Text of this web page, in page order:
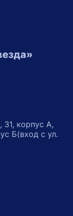
31, корпус А,
Б(вход с ул.